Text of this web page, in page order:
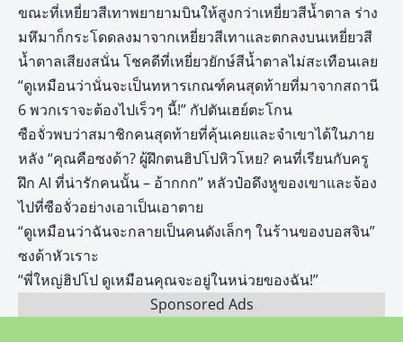
ขณะที่เหยี่ยวสีเทาพยายามบินให้สูงกว่าเหยี่ยวสีน้ำตาล ร่าง
มหึมาก็กระโดดลงมาจากเหยี่ยวสีเทาและตกลงบนเหยี่ยวสี
น้ำตาลเสียงสนั่น โชคดีที่เหยี่ยวยักษ์สีน้ำตาลไม่สะเทือนเลย
“ดูเหมือนว่านั่นจะเป็นทหารเกณฑ์คนสุดท้ายที่มาจากสถานี
6 พวกเราจะต้องไปเร็วๆ นี้!” กัปตันเฮย์ตะโกน
ซือจั่วพบว่าสมาชิกคนสุดท้ายที่คุ้นเคยและจำเขาได้ในภาย
หลัง “คุณคือซงด้า? ผู้ฝึกตนฮิปโปหิวโหย? คนที่เรียนกับครู
ฝึก AI ที่น่ารักคนนั้น – อ้ากกก” หลัวป๋อดึงหูของเขาและจ้อง
ไปที่ซือจั่วอย่างเอาเป็นเอาตาย
“ดูเหมือนว่าฉันจะกลายเป็นคนดังเล็กๆ ในร้านของบอสจิน”
ซงด้าหัวเราะ
“พี่ใหญ่ฮิปโป ดูเหมือนคุณจะอยู่ในหน่วยของฉัน!”
Sponsored Ads